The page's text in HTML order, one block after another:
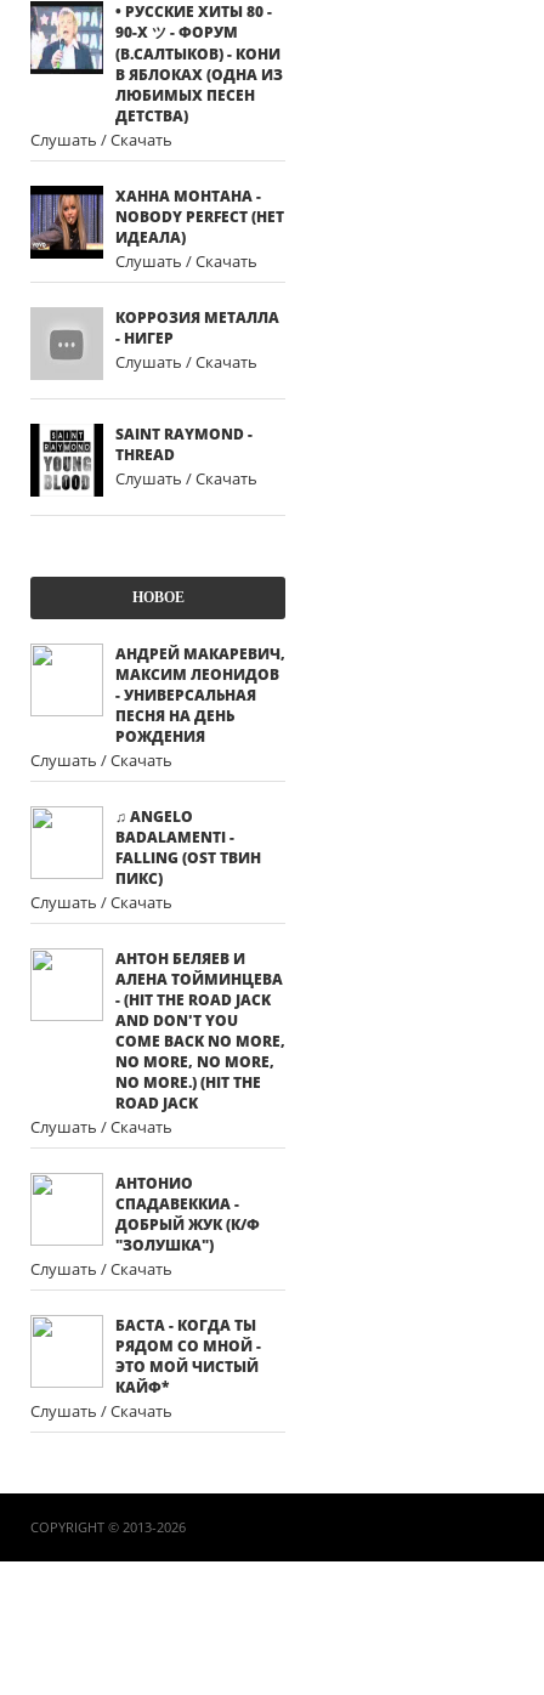
• РУССКИЕ ХИТЫ 80 -
90-Х ツ - ФОРУМ
(В.САЛТЫКОВ) - КОНИ
В ЯБЛОКАХ (ОДНА ИЗ
ЛЮБИМЫХ ПЕСЕН
ДЕТСТВА)
Слушать / Скачать
ХАННА МОНТАНА -
NOBODY PERFECT (НЕТ
ИДЕАЛА)
Слушать / Скачать
КОРРОЗИЯ МЕТАЛЛА
- НИГЕР
Слушать / Скачать
SAINT RAYMOND -
THREAD
Слушать / Скачать
НОВОЕ
АНДРЕЙ МАКАРЕВИЧ,
МАКСИМ ЛЕОНИДОВ
- УНИВЕРСАЛЬНАЯ
ПЕСНЯ НА ДЕНЬ
РОЖДЕНИЯ
Слушать / Скачать
♫ ANGELO
BADALAMENTI -
FALLING (OST ТВИН
ПИКС)
Слушать / Скачать
АНТОН БЕЛЯЕВ И
АЛЕНА ТОЙМИНЦЕВА
- (HIT THE ROAD JACK
AND DON'T YOU
COME BACK NO MORE,
NO MORE, NO MORE,
NO MORE.) (HIT THE
ROAD JACK
Слушать / Скачать
АНТОНИО
СПАДАВЕККИА -
ДОБРЫЙ ЖУК (К/Ф
"ЗОЛУШКА")
Слушать / Скачать
БАСТА - КОГДА ТЫ
РЯДОМ СО МНОЙ -
ЭТО МОЙ ЧИСТЫЙ
КАЙФ*
Слушать / Скачать
COPYRIGHT © 2013-2026